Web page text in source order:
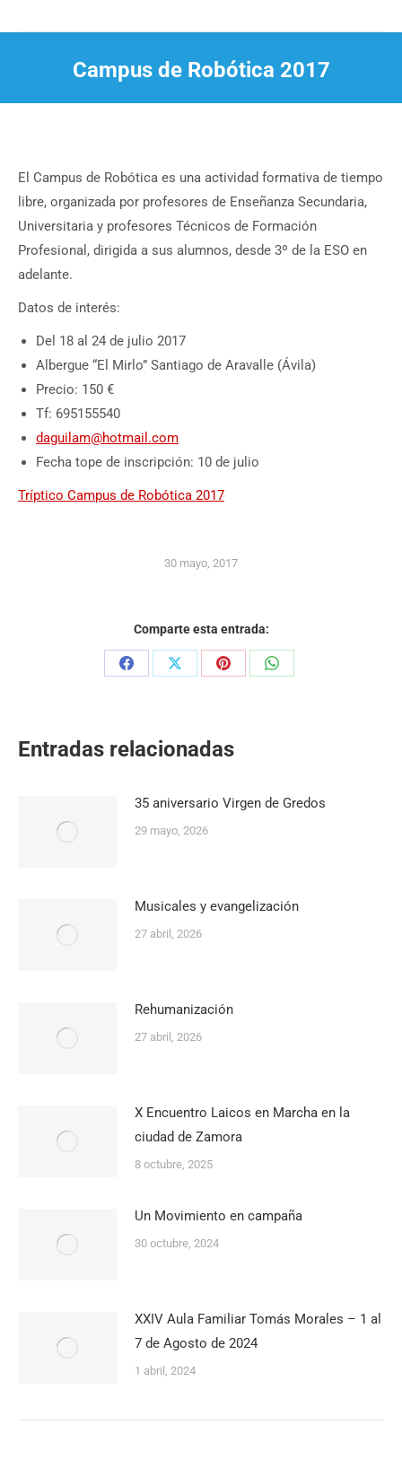
Campus de Robótica 2017
El Campus de Robótica es una actividad formativa de tiempo
libre, organizada por profesores de Enseñanza Secundaria,
Universitaria y profesores Técnicos de Formación
Profesional, dirigida a sus alumnos, desde 3º de la ESO en
adelante.
Datos de interés:
Del 18 al 24 de julio 2017
Albergue “El Mirlo” Santiago de Aravalle (Ávila)
Precio: 150 €
Tf: 695155540
daguilam@hotmail.com
Fecha tope de inscripción: 10 de julio
Tríptico Campus de Robótica 2017
30 mayo, 2017
Comparte esta entrada:
Share
Share
Share
Share
Entradas relacionadas
35 aniversario Virgen de Gredos
29 mayo, 2026
Musicales y evangelización
27 abril, 2026
Rehumanización
27 abril, 2026
X Encuentro Laicos en Marcha en la
ciudad de Zamora
8 octubre, 2025
Un Movimiento en campaña
30 octubre, 2024
XXIV Aula Familiar Tomás Morales – 1 al
7 de Agosto de 2024
1 abril, 2024